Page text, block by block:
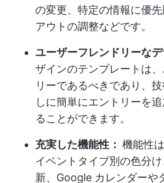
の変更、特定の情報に優
アウトの調整などです。
ユーザーフレンドリーなデ
ザインのテンプレートは
リーであるべきであり、
しに簡単にエントリーを
ることができます。
充実した機能性： 機能性
イベントタイプ別の色分
新、Google カレンダーや